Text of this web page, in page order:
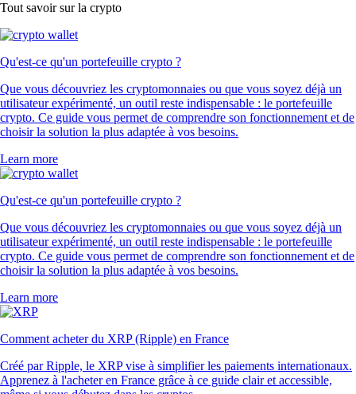
Tout savoir sur la crypto
Qu'est-ce qu'un portefeuille crypto ?
Que vous découvriez les cryptomonnaies ou que vous soyez déjà un
utilisateur expérimenté, un outil reste indispensable : le portefeuille
crypto. Ce guide vous permet de comprendre son fonctionnement et de
choisir la solution la plus adaptée à vos besoins.
Learn more
Qu'est-ce qu'un portefeuille crypto ?
Que vous découvriez les cryptomonnaies ou que vous soyez déjà un
utilisateur expérimenté, un outil reste indispensable : le portefeuille
crypto. Ce guide vous permet de comprendre son fonctionnement et de
choisir la solution la plus adaptée à vos besoins.
Learn more
Comment acheter du XRP (Ripple) en France
Créé par Ripple, le XRP vise à simplifier les paiements internationaux.
Apprenez à l'acheter en France grâce à ce guide clair et accessible,